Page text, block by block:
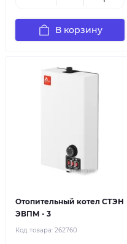
В корзину
Отопительный котел СТЭН
ЭВПМ - 3
Код товара: 262760